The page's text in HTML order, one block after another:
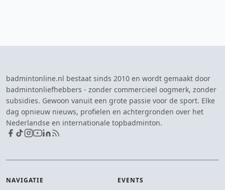
badmintonline.nl bestaat sinds 2010 en wordt gemaakt door
badmintonliefhebbers - zonder commercieel oogmerk, zonder
subsidies. Gewoon vanuit een grote passie voor de sport. Elke
dag opnieuw nieuws, profielen en achtergronden over het
Nederlandse en internationale topbadminton.
NAVIGATIE EVENTS